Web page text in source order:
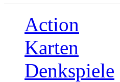
Action
Karten
Denkspiele